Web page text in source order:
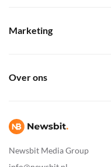
Newsbit Media Group
Marketing
Over ons